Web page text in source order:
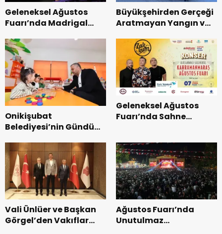
Geleneksel Ağustos
Fuarı’nda Madrigal
Büyükşehirden Gerçeği
Aratmayan Yangın ve
Onikişubat
Belediyesi’nin Gündüz
dönemin ön kayıtları
başladı.
Geleneksel Ağustos
Fuarı’nda Sahne
Vali Ünlüer ve Başkan
Görgel’den Vakıflar
Ağustos Fuarı’nda
Unutulmaz